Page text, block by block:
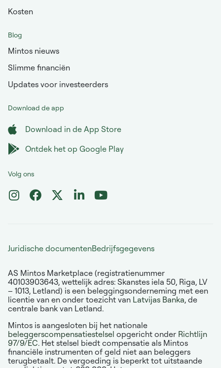
Kosten
Blog
Mintos nieuws
Slimme financiën
Updates voor investeerders
Download de app
Download in de App Store
Ontdek het op Google Play
Volg ons
Juridische documentenBedrijfsgegevens
AS Mintos Marketplace (registratienummer
40103903643, wettelijk adres: Skanstes iela 50, Riga, LV
– 1013, Letland) is een beleggingsonderneming met een
licentie van en onder toezicht van Latvijas Banka, de
centrale bank van Letland.
Mintos is aangesloten bij het nationale
beleggerscompensatiestelsel opgericht onder Richtlijn
97/9/EC. Het stelsel biedt compensatie als Mintos
financiële instrumenten of geld niet aan beleggers
terugbetaalt. De vergoeding is beperkt tot uitstaande